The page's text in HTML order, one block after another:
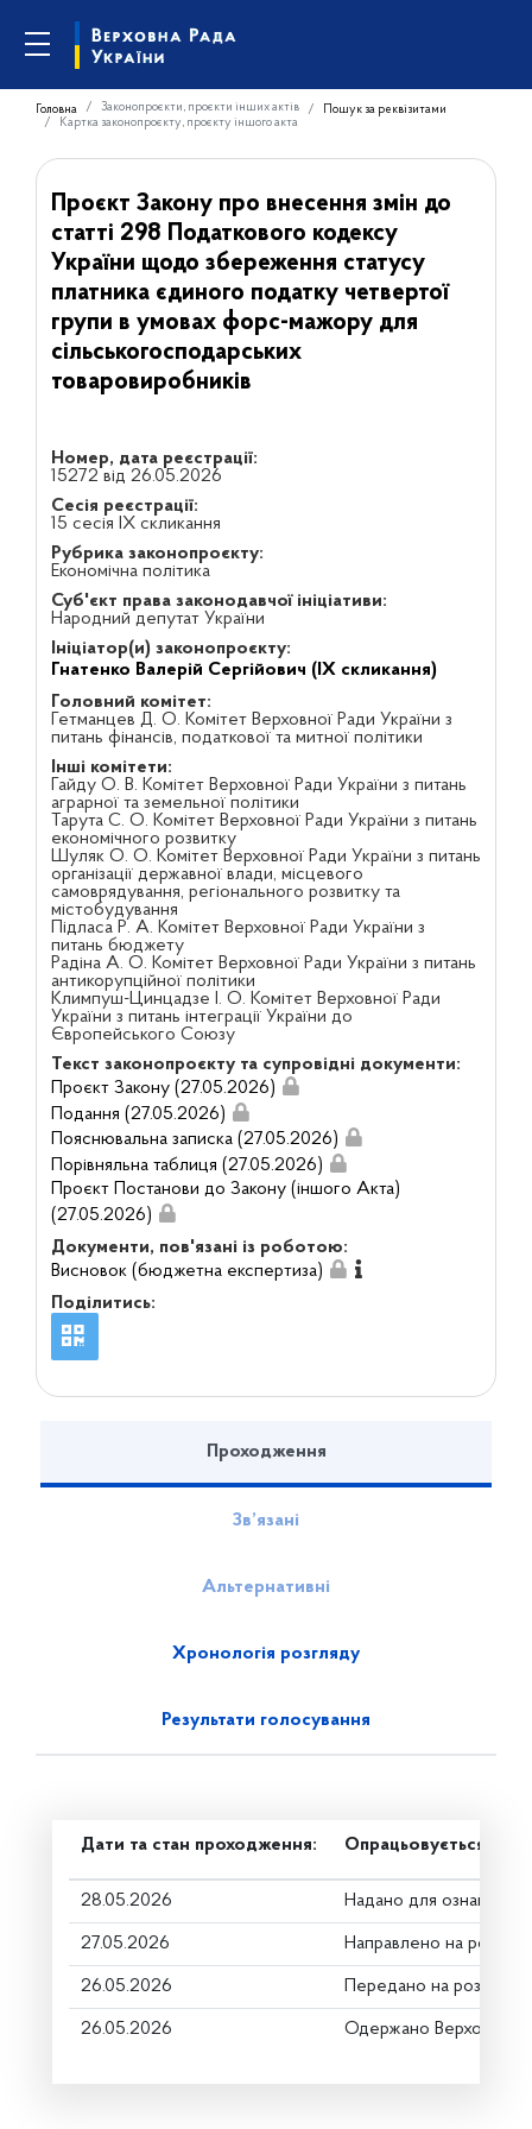
Головна Законопроєкти, проєкти інших актів
Пошук за реквізитами
Картка законопроєкту, проєкту іншого акта
Проєкт Закону про внесення змін до
статті 298 Податкового кодексу
України щодо збереження статусу
платника єдиного податку четвертої
групи в умовах форс-мажору для
сільськогосподарських
товаровиробників
Номер, дата реєстрації:
15272 від 26.05.2026
Сесія реєстрації:
15 сесія IX скликання
Рубрика законопроєкту:
Економічна політика
Суб'єкт права законодавчої ініціативи:
Народний депутат України
Ініціатор(и) законопроєкту:
Гнатенко Валерій Сергійович (IX скликання)
Головний комітет:
Гетманцев Д. О. Комітет Верховної Ради України з
питань фінансів, податкової та митної політики
Інші комітети:
Гайду О. В. Комітет Верховної Ради України з питань
аграрної та земельної політики
Тарута С. О. Комітет Верховної Ради України з питань
економічного розвитку
Шуляк О. О. Комітет Верховної Ради України з питань
організації державної влади, місцевого
самоврядування, регіонального розвитку та
містобудування
Підласа Р. А. Комітет Верховної Ради України з
питань бюджету
Радіна А. О. Комітет Верховної Ради України з питань
антикорупційної політики
Климпуш-Цинцадзе І. О. Комітет Верховної Ради
України з питань інтеграції України до
Європейського Союзу
Текст законопроєкту та супровідні документи:
Проєкт Закону (27.05.2026)
Подання (27.05.2026)
Пояснювальна записка (27.05.2026)
Порівняльна таблиця (27.05.2026)
Проєкт Постанови до Закону (іншого Акта)
(27.05.2026)
Документи, пов'язані із роботою:
Висновок (бюджетна експертиза)
Поділитись:
Проходження
Зв’язані
Альтернативні
Хронологія розгляду
Результати голосування
Дати та стан проходження: Опрацьовується в
28.05.2026 Надано для
27.05.2026 Направлено на
26.05.2026 Передано на розгляд
26.05.2026 Одержано Верховною